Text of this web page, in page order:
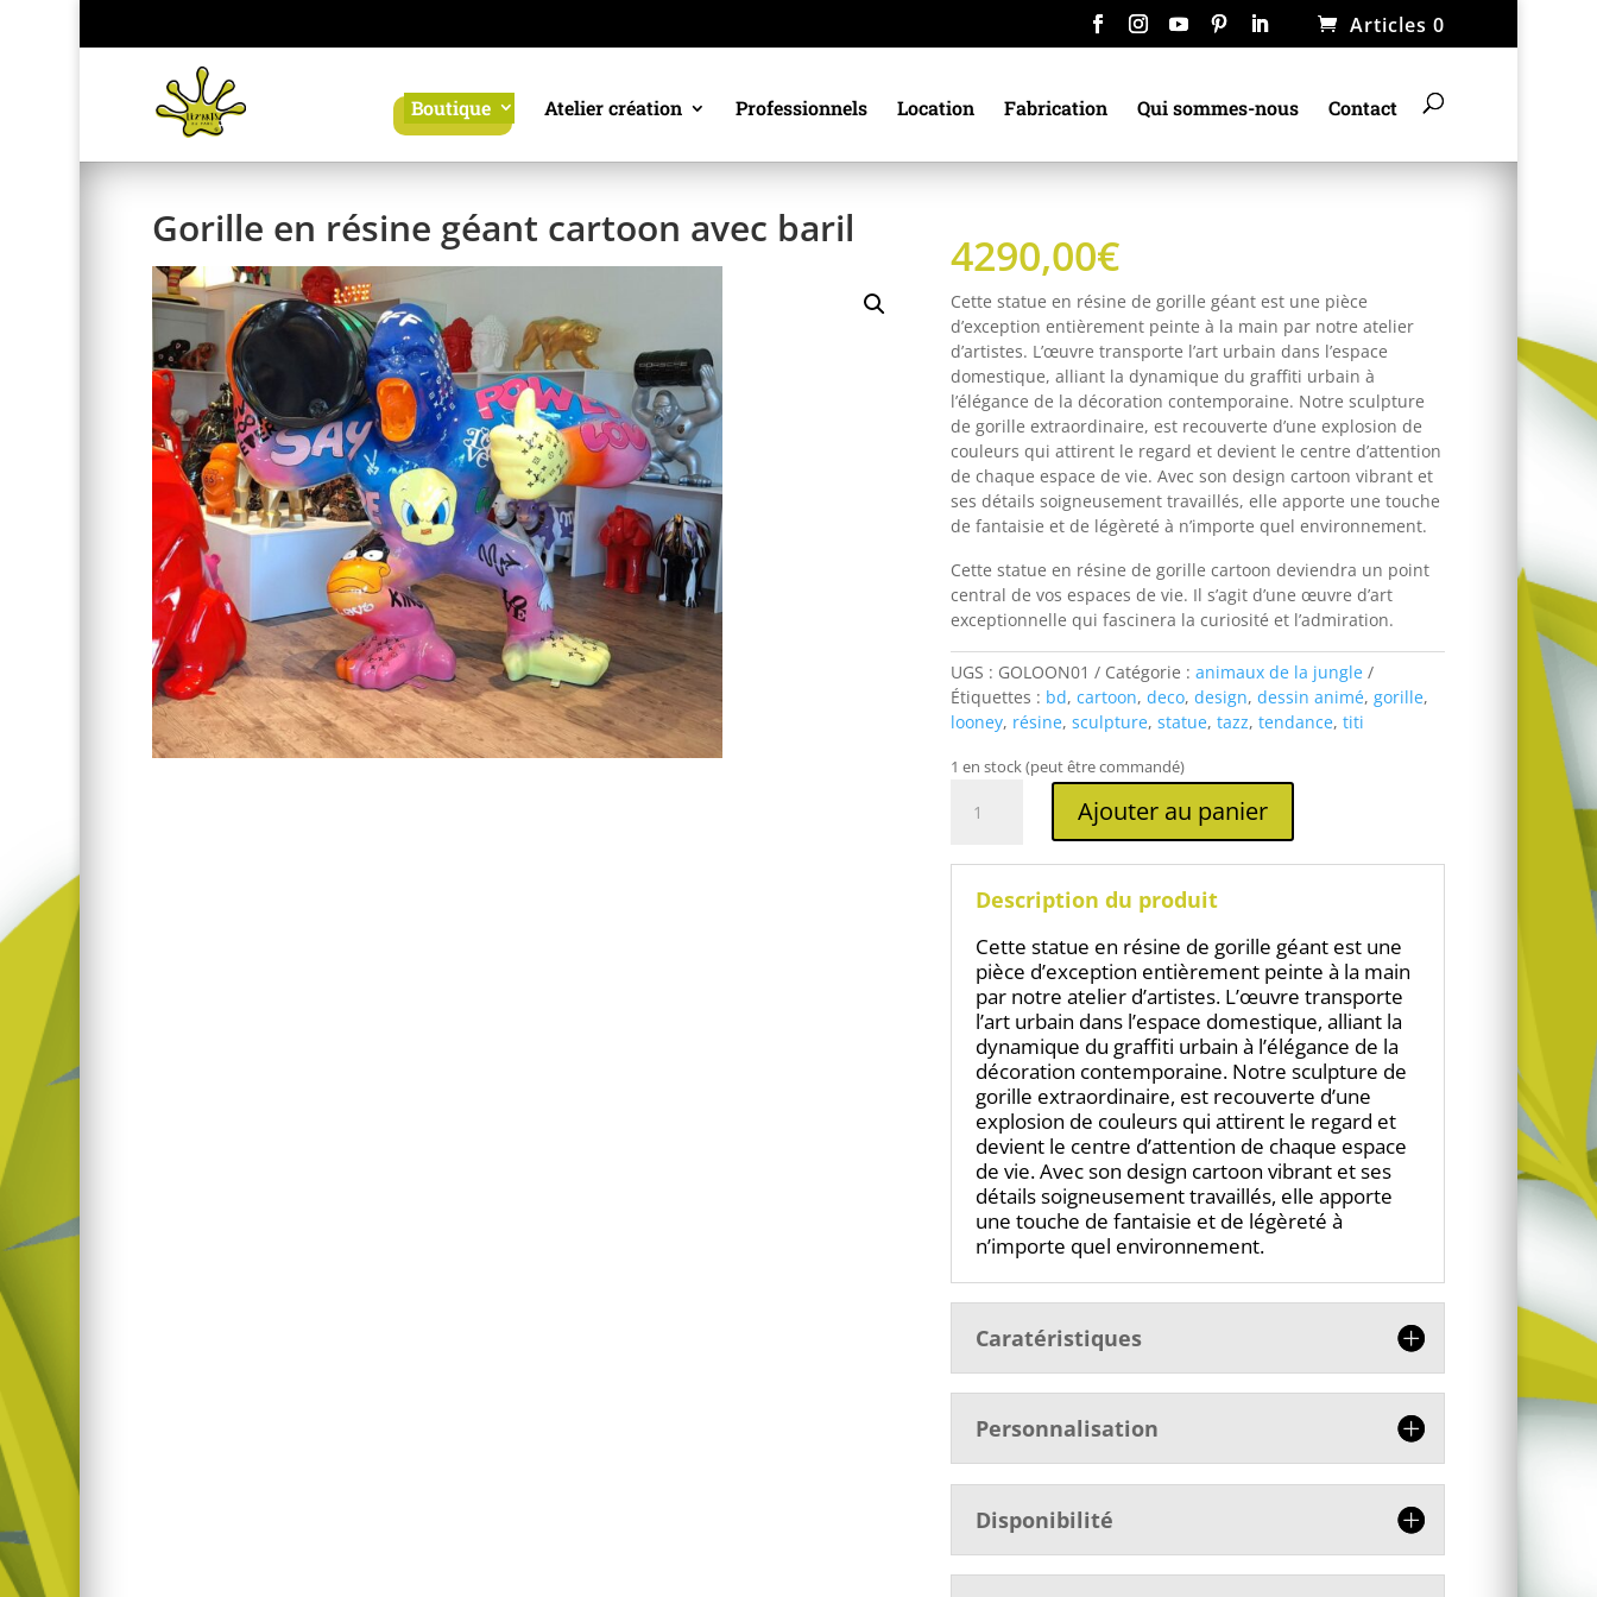
Articles 0
Boutique Atelier création Professionnels Location Fabrication Qui sommes-nous Contact
Gorille en résine géant cartoon avec baril
4290,00€
Cette statue en résine de gorille géant est une pièce
d’exception entièrement peinte à la main par notre atelier
d’artistes. L’œuvre transporte l’art urbain dans l’espace
domestique, alliant la dynamique du graffiti urbain à
l’élégance de la décoration contemporaine. Notre sculpture
de gorille extraordinaire, est recouverte d’une explosion de
couleurs qui attirent le regard et devient le centre d’attention
de chaque espace de vie. Avec son design cartoon vibrant et
ses détails soigneusement travaillés, elle apporte une touche
de fantaisie et de légèreté à n’importe quel environnement.
Cette statue en résine de gorille cartoon deviendra un point
central de vos espaces de vie. Il s’agit d’une œuvre d’art
exceptionnelle qui fascinera la curiosité et l’admiration.
UGS : GOLOON01 Catégorie :animaux de la jungle
Étiquettes : bd,cartoon,deco,design,dessin animé,gorille,
looney, résine,sculpture,statue,tazz,tendance,titi
1 en stock (peut être commandé)
en
résine
géant
cartoon
avec
baril
Ajouter au panier
Description du produit
Cette statue en résine de gorille géant est une
pièce d’exception entièrement peinte à la main
par notre atelier d’artistes. L’œuvre transporte
l’art urbain dans l’espace domestique, alliant la
dynamique du graffiti urbain à l’élégance de la
décoration contemporaine. Notre sculpture de
gorille extraordinaire, est recouverte d’une
explosion de couleurs qui attirent le regard et
devient le centre d’attention de chaque espace
de vie. Avec son design cartoon vibrant et ses
détails soigneusement travaillés, elle apporte
une touche de fantaisie et de légèreté à
n’importe quel environnement.
Caratéristiques
Personnalisation
Disponibilité